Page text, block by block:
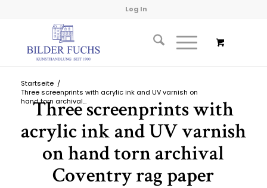
Log In
Startseite /
Three screenprints with acrylic ink and UV varnish on
hand torn archival...
Three screenprints with
acrylic ink and UV varnish
on hand torn archival
Coventry rag paper